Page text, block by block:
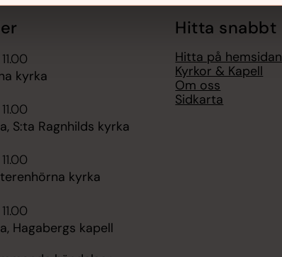
kyrka
S:ta Ragnhilds kyrka
kyrka
Hagabergs kapell
Hitta snabbt
Hitta på hemsidan
Kyrkor & Kapell
Om oss
Sidkarta